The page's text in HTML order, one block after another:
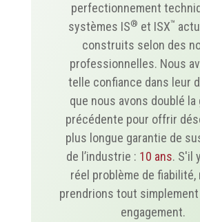
perfectionnement
systèmes IS® et ISX™
construits selon des
professionnelles. Nous
telle confiance dans leur
que nous avons doublé la
précédente pour offrir
plus longue garantie de
de l’industrie : 10 ans. S'il
réel problème de fiabilité,
prendrions tout simplement
engagement.